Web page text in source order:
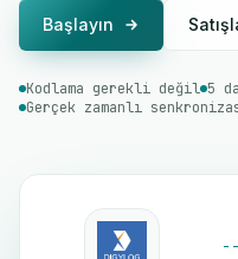
Başlayın
Kodlama gerekli değil 5
Gerçek zamanlı